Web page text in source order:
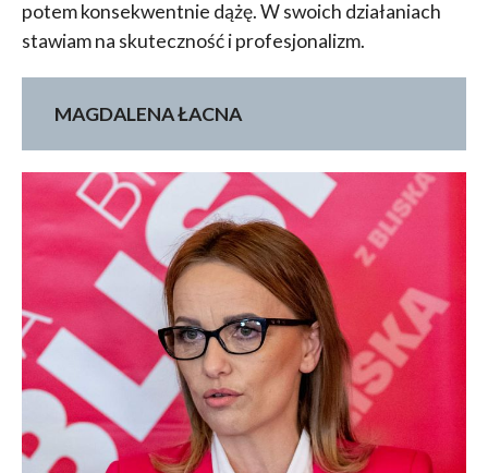
potem konsekwentnie dążę. W swoich działaniach
stawiam na skuteczność i profesjonalizm.
MAGDALENA ŁACNA